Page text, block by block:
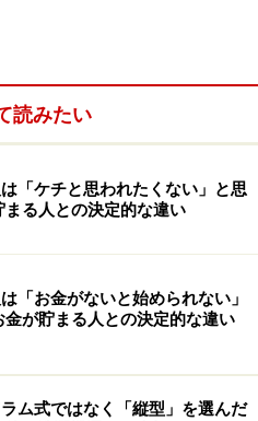
効果的ですので、今の保険
一度考えてみましょう。
在の医療環境に沿った内容
いた保険の中には入院給付
えないと支給されない期
ものも多く、日帰り入院や平
状に合わせて見直しを行い
読みたい
「ケチと思われたくない」と思
まる人との決定的な違い
「お金がないと始められない」
金が貯まる人との決定的な違い
ラム式ではなく「縦型」を選んだ